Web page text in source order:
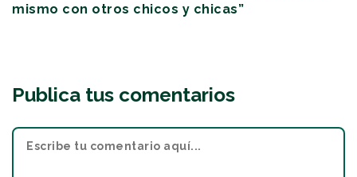
mismo con otros chicos y chicas”
Publica tus comentarios